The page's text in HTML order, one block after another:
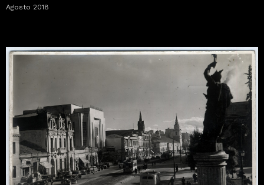
Agosto 2018